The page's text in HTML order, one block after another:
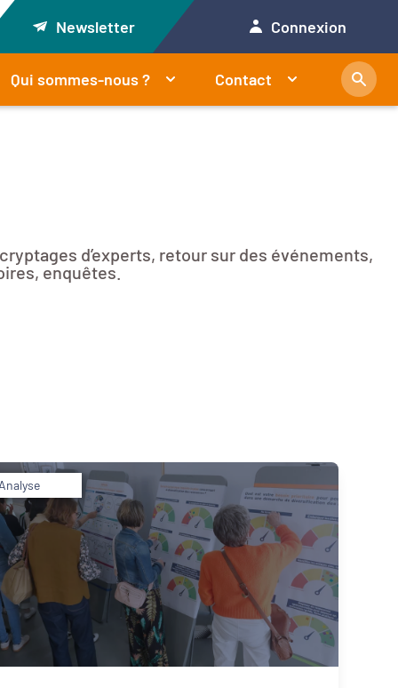
Newsletter Connexion
Qui sommes-nous ? Contact
d’experts, retour sur des événements,
enquêtes.
Inclusion numérique
Dynamiques territoriales pour l’emploi
Analyse